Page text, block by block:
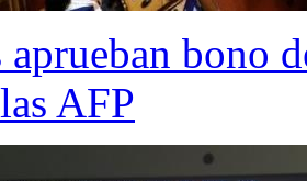
bono
AFP